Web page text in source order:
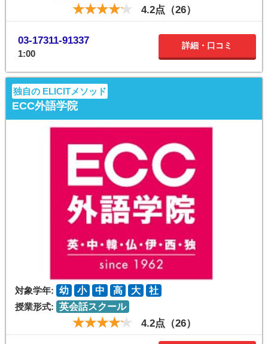
4.2点（26）
03-17311-91337
1:00
詳細・口コミ
独自の ELICITメソッド
ECC外語学院
対象学年: 幼 小 中 高 大
社
授業形式: 英会話スクール
4.2点（26）